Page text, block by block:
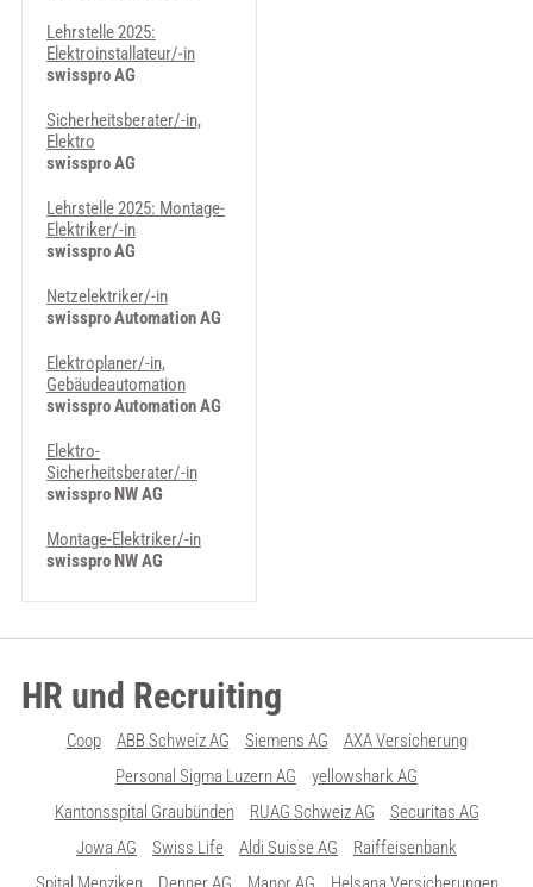
Lehrstelle 2025:
Elektroinstallateur/-in
swisspro AG
Sicherheitsberater/-in,
Elektro
swisspro AG
Lehrstelle 2025: Montage-
Elektriker/-in
swisspro AG
Netzelektriker/-in
swisspro Automation AG
Elektroplaner/-in,
Gebäudeautomation
swisspro Automation AG
Elektro-
Sicherheitsberater/-in
swisspro NW AG
Montage-Elektriker/-in
swisspro NW AG
HR und Recruiting
Coop ABB Schweiz AG Siemens AG
AXA Versicherung
Personal Sigma Luzern AG
yellowshark AG
Kantonsspital Graubünden
RUAG Schweiz AG
Securitas AG
Jowa AG
Swiss Life Aldi Suisse AG
Raiffeisenbank